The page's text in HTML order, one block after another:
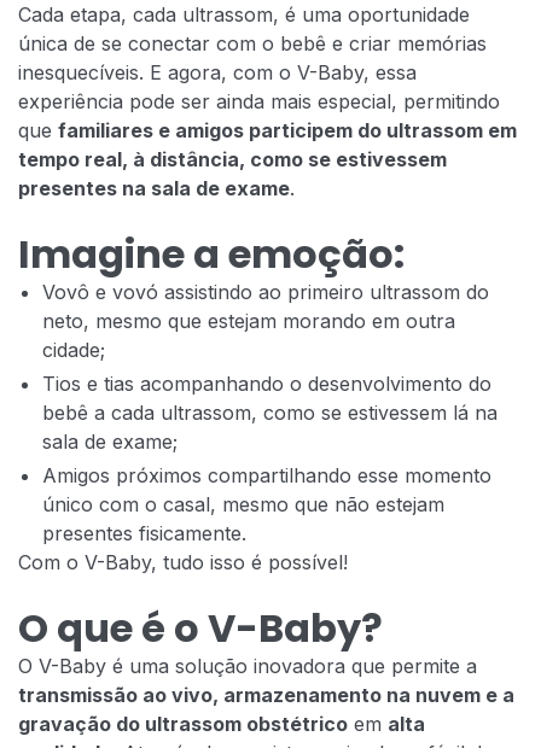
Cada etapa, cada ultrassom, é uma oportunidade
única de se conectar com o bebê e criar memórias
inesquecíveis. E agora, com o V-Baby, essa
experiência pode ser ainda mais especial, permitindo
que familiares e amigos participem do ultrassom em
tempo real, à distância, como se estivessem
presentes na sala de exame.
Imagine a emoção:
Vovô e vovó assistindo ao primeiro ultrassom do
neto, mesmo que estejam morando em outra
cidade;
Tios e tias acompanhando o desenvolvimento do
bebê a cada ultrassom, como se estivessem lá na
sala de exame;
Amigos próximos compartilhando esse momento
único com o casal, mesmo que não estejam
presentes fisicamente.
Com o V-Baby, tudo isso é possível!
O que é o V-Baby?
O V-Baby é uma solução inovadora que permite a
transmissão ao vivo, armazenamento na nuvem e a
gravação do ultrassom obstétrico em alta